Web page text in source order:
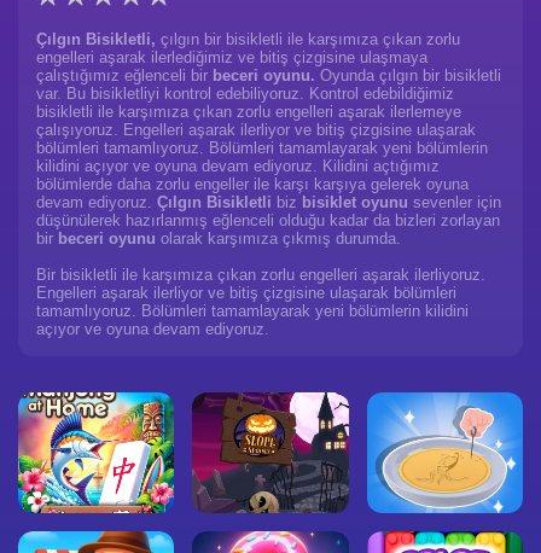
Çılgın Bisikletli, çılgın bir bisikletli ile karşımıza çıkan zorlu
engelleri aşarak ilerlediğimiz ve bitiş çizgisine ulaşmaya
çalıştığımız eğlenceli bir beceri oyunu. Oyunda çılgın bir bisikletli
var. Bu bisikletliyi kontrol edebiliyoruz. Kontrol edebildiğimiz
bisikletli ile karşımıza çıkan zorlu engelleri aşarak ilerlemeye
çalışıyoruz. Engelleri aşarak ilerliyor ve bitiş çizgisine ulaşarak
bölümleri tamamlıyoruz. Bölümleri tamamlayarak yeni bölümlerin
kilidini açıyor ve oyuna devam ediyoruz. Kilidini açtığımız
bölümlerde daha zorlu engeller ile karşı karşıya gelerek oyuna
devam ediyoruz. Çılgın Bisikletli biz bisiklet oyunu sevenler için
düşünülerek hazırlanmış eğlenceli olduğu kadar da bizleri zorlayan
bir beceri oyunu olarak karşımıza çıkmış durumda.
Bir bisikletli ile karşımıza çıkan zorlu engelleri aşarak ilerliyoruz.
Engelleri aşarak ilerliyor ve bitiş çizgisine ulaşarak bölümleri
tamamlıyoruz. Bölümleri tamamlayarak yeni bölümlerin kilidini
açıyor ve oyuna devam ediyoruz.